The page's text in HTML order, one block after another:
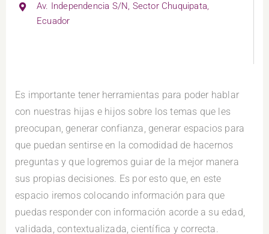
Av. Independencia S/N, Sector Chuquipata,
Ecuador
Es importante tener herramientas para poder hablar
con nuestras hijas e hijos sobre los temas que les
preocupan, generar confianza, generar espacios para
que puedan sentirse en la comodidad de hacernos
preguntas y que logremos guiar de la mejor manera
sus propias decisiones. Es por esto que, en este
espacio iremos colocando información para que
puedas responder con información acorde a su edad,
validada, contextualizada, científica y correcta.